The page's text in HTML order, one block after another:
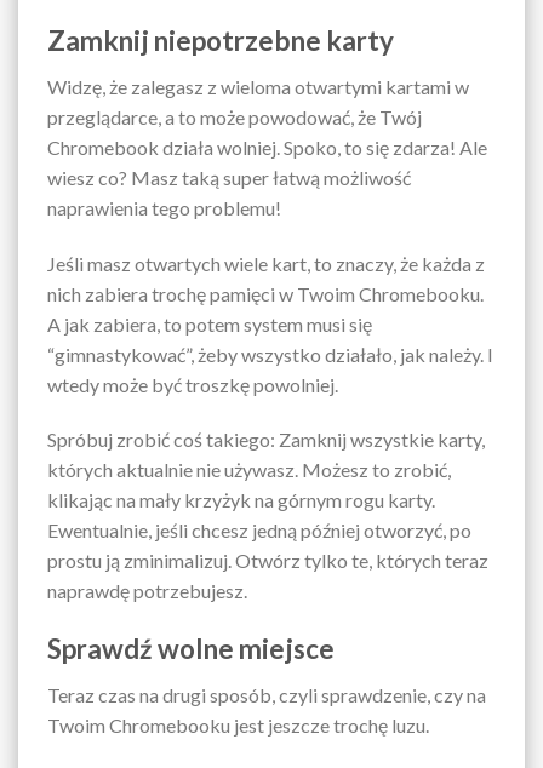
Zamknij niepotrzebne karty
Widzę, że zalegasz z wieloma otwartymi kartami w
przeglądarce, a to może powodować, że Twój
Chromebook działa wolniej. Spoko, to się zdarza! Ale
wiesz co? Masz taką super łatwą możliwość
naprawienia tego problemu!
Jeśli masz otwartych wiele kart, to znaczy, że każda z
nich zabiera trochę pamięci w Twoim Chromebooku.
A jak zabiera, to potem system musi się
“gimnastykować”, żeby wszystko działało, jak należy. I
wtedy może być troszkę powolniej.
Spróbuj zrobić coś takiego: Zamknij wszystkie karty,
których aktualnie nie używasz. Możesz to zrobić,
klikając na mały krzyżyk na górnym rogu karty.
Ewentualnie, jeśli chcesz jedną później otworzyć, po
prostu ją zminimalizuj. Otwórz tylko te, których teraz
naprawdę potrzebujesz.
Sprawdź wolne miejsce
Teraz czas na drugi sposób, czyli sprawdzenie, czy na
Twoim Chromebooku jest jeszcze trochę luzu.